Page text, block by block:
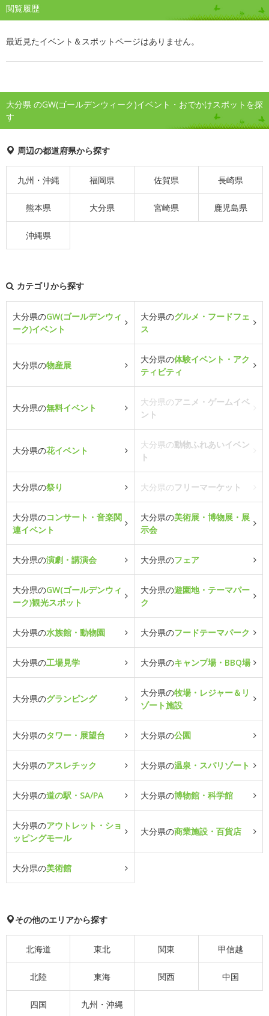
閲覧履歴
最近見たイベント＆スポットページはありません。
大分県 のGW(ゴールデンウィーク)イベント・おでかけスポットを探
す
周辺の都道府県から探す
九州・沖縄 福岡県 佐賀県 長崎県
熊本県 大分県 宮崎県 鹿児島県
沖縄県
カテゴリから探す
大分県のGW(ゴールデンウィ
ーク)イベント
大分県のグルメ・フードフェ
ス
大分県の物産展
大分県の体験イベント・アク
ティビティ
大分県の無料イベント
大分県のアニメ・ゲームイベ
ント
大分県の花イベント
大分県の動物ふれあいイベン
ト
大分県の祭り 大分県のフリーマーケット
大分県のコンサート・音楽関
連イベント
大分県の美術展・博物展・展
示会
大分県の演劇・講演会 大分県のフェア
大分県のGW(ゴールデンウィ
ーク)観光スポット
大分県の遊園地・テーマパー
ク
大分県の水族館・動物園 大分県のフードテーマパーク
大分県の工場見学 大分県のキャンプ場・BBQ場
大分県のグランピング
大分県の牧場・レジャー＆リ
ゾート施設
大分県のタワー・展望台 大分県の公園
大分県のアスレチック 大分県の温泉・スパリゾート
大分県の道の駅・SA/PA 大分県の博物館・科学館
大分県のアウトレット・ショ
ッピングモール
大分県の商業施設・百貨店
大分県の美術館
その他のエリアから探す
北海道 東北 関東 甲信越
北陸 東海 関西 中国
四国 九州・沖縄